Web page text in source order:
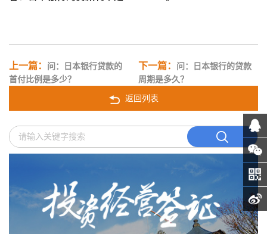
上一篇： 问：日本银行贷款的
首付比例是多少？
下一篇： 问：日本银行的贷款
周期是多久？
返回列表